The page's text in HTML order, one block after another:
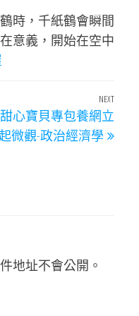
時，千紙鶴會瞬間
在意義，開始在空中
Next
NEXT
心寶貝專包養網立
微觀-政治經濟學
地址不會公開。